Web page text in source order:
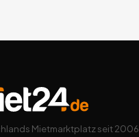
Mietmarktplatz seit 2006.